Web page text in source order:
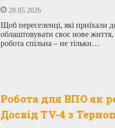
28.05.2026
Щоб переселенці, які приїхали
облаштовувати своє нове
робота спільна – не тільки…
Робота для ВПО як
Досвід TV-4 з